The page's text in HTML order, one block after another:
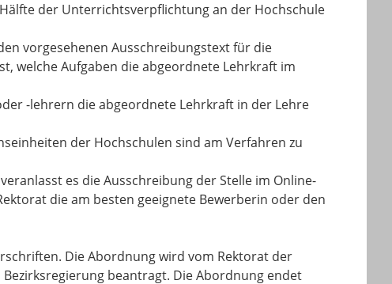
der Unterrichtsverpflichtung an der Hochschule
vorgesehenen Ausschreibungstext für die
welche Aufgaben die abgeordnete Lehrkraft im
-lehrern die abgeordnete Lehrkraft in der Lehre
der Hochschulen sind am Verfahren zu
es die Ausschreibung der Stelle im Online-
die am besten geeignete Bewerberin oder den
Die Abordnung wird vom Rektorat der
beantragt. Die Abordnung endet